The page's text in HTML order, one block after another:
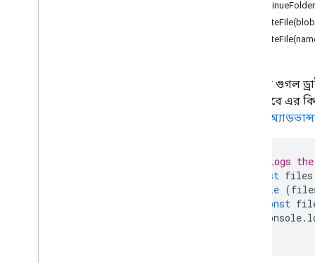
স্ক্রিপ্টকে গুগল
সহজ, তবে এর
// Logs
const files
while (
const
console.